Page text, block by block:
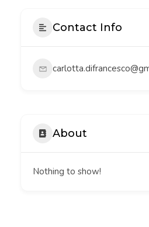
Contact Info
About
Nothing to show!